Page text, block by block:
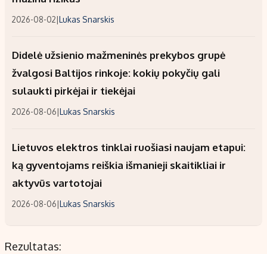
2026-08-02|Lukas Snarskis
Didelė užsienio mažmeninės prekybos grupė
žvalgosi Baltijos rinkoje: kokių pokyčių gali
sulaukti pirkėjai ir tiekėjai
2026-08-06|Lukas Snarskis
Lietuvos elektros tinklai ruošiasi naujam etapui:
ką gyventojams reiškia išmanieji skaitikliai ir
aktyvūs vartotojai
2026-08-06|Lukas Snarskis
Rezultatas: